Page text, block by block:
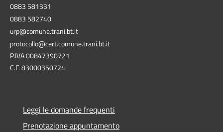
0883 581331
0883 582740
urp@comune.trani.bt.it
protocollo@cert.comune.trani.bt.it
P.IVA 00847390721
C.F. 83000350724
Leggi le domande frequenti
Prenotazione appuntamento